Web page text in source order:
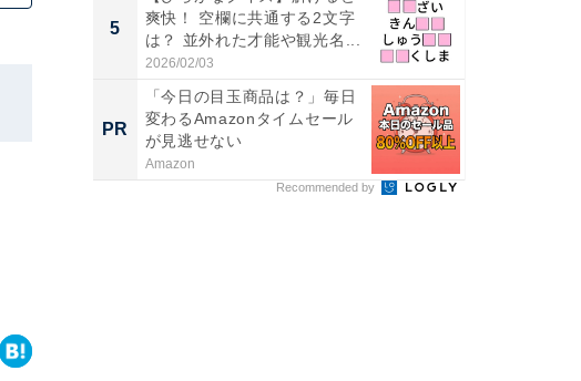
5
爽快！ 空欄に共通する2文字
は？ 並外れた才能や観光名...
2026/02/03
PR
「今日の目玉商品は？」毎日
変わるAmazonタイムセール
が見逃せない
Amazon
Recommended by